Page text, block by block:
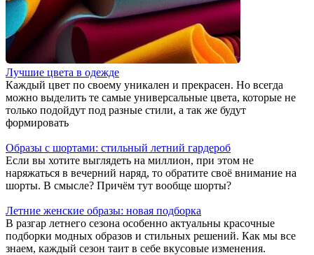
Лучшие цвета в одежде
Каждый цвет по своему уникален и прекрасен. Но всегда
можно выделить те самые универсальные цвета, которые не
только подойдут под разные стили, а так же будут
формировать
Образы с шортами: стильный летний гардероб
Если вы хотите выглядеть на миллион, при этом не
наряжаться в вечерний наряд, то обратите своё внимание на
шорты. В смысле? Причём тут вообще шорты?
Летние женские образы: новая подборка
В разгар летнего сезона особенно актуальны красочные
подборки модных образов и стильных решений. Как мы все
знаем, каждый сезон таит в себе вкусовые изменения.